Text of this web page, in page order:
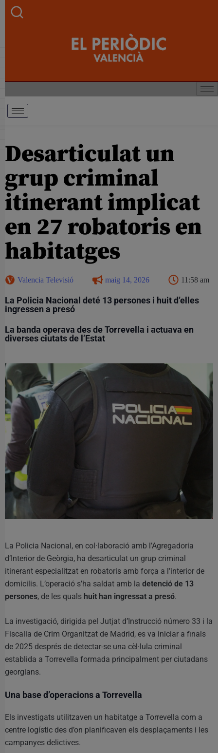
Desarticulat un
grup criminal
itinerant implicat
en 27 robatoris en
habitatges
Valencia Televisió maig 14, 2026 11:58 am
La Policia Nacional deté 13 persones i huit d’elles
ingressen a presó
La banda operava des de Torrevella i actuava en
diverses ciutats de l’Estat
La Policia Nacional, en col·laboració amb l’Agregadoria
d’Interior de Geòrgia, ha desarticulat un grup criminal
itinerant especialitzat en robatoris amb força a l’interior de
domicilis. L’operació s’ha saldat amb la detenció de 13
persones, de les quals huit han ingressat a presó.
La investigació, dirigida pel Jutjat d’Instrucció número 33 i la
Fiscalia de Crim Organitzat de Madrid, es va iniciar a finals
de 2025 després de detectar-se una cèl·lula criminal
establida a Torrevella formada principalment per ciutadans
georgians.
Una base d’operacions a Torrevella
Els investigats utilitzaven un habitatge a Torrevella com a
centre logístic des d’on planificaven els desplaçaments i les
campanyes delictives.